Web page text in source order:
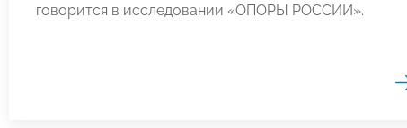
говорится в исследовании «ОПОРЫ РОССИИ».